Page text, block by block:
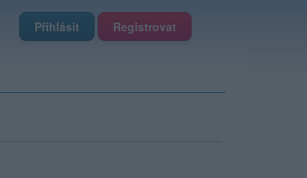
Přihlásit Registrovat